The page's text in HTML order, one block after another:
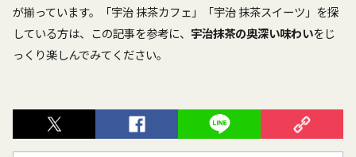
が揃っています。「宇治 抹茶カフェ」「宇治 抹茶スイーツ」を探
している方は、この記事を参考に、 宇治抹茶の奥深い味わいをじ
っくり楽しんでみてください。